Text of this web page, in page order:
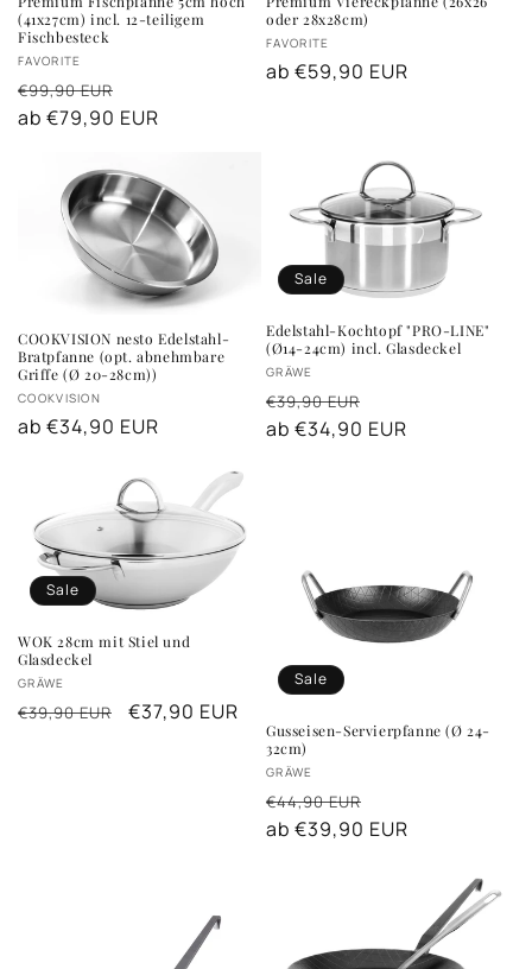
(41x27cm) incl. 12-teiligem
Fischbesteck
Anbieter:
FAVORITE
Normaler
Preis
€99,90 EUR
ab €79,90 EUR
oder 28x28cm)
Anbieter:
FAVORITE
Normaler
ab €59,90 EUR
COOKVISION nesto Edelstahl-
Bratpfanne (opt. abnehmbare
Griffe (Ø 20-28cm))
Anbieter:
COOKVISION
Normaler
ab €34,90 EUR
Sale
Edelstahl-Kochtopf "PRO-LINE"
(Ø14-24cm) incl. Glasdeckel
Anbieter:
GRÄWE
Normaler
Preis
€39,90 EUR
ab €34,90 EUR
Sale
WOK 28cm mit Stiel und
Glasdeckel
Anbieter:
GRÄWE
Normaler
€39,90 EUR Verkaufspreis
€37,90 EUR
Sale
Gusseisen-Servierpfanne (Ø 24-
32cm)
Anbieter:
GRÄWE
Normaler
Preis
€44,90 EUR
ab €39,90 EUR